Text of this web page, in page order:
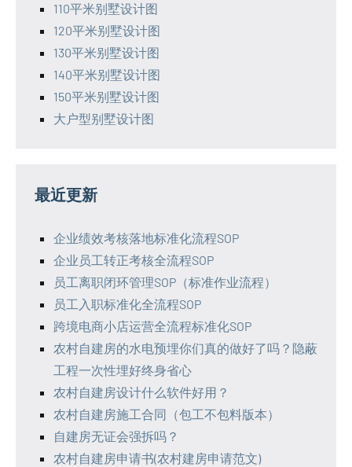
110平米别墅设计图
120平米别墅设计图
130平米别墅设计图
140平米别墅设计图
150平米别墅设计图
大户型别墅设计图
最近更新
企业绩效考核落地标准化流程SOP
企业员工转正考核全流程SOP
员工离职闭环管理SOP（标准作业流程）
员工入职标准化全流程SOP
跨境电商小店运营全流程标准化SOP
农村自建房的水电预埋你们真的做好了吗？隐蔽
工程一次性埋好终身省心
农村自建房设计什么软件好用？
农村自建房施工合同（包工不包料版本）
自建房无证会强拆吗？
农村自建房申请书(农村建房申请范文)